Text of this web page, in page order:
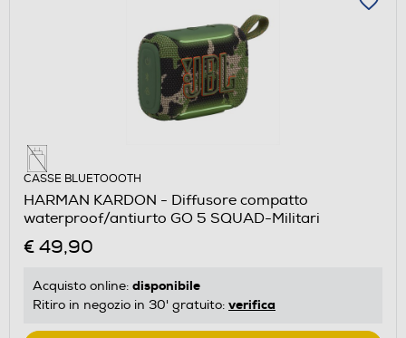
CASSE BLUETOOOTH
HARMAN KARDON - Diffusore compatto
waterproof/antiurto GO 5 SQUAD-Militari
€ 49,90
Acquisto online: disponibile
Ritiro in negozio in 30' gratuito: verifica